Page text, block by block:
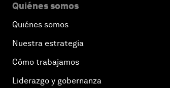
Quiénes somos
Quiénes somos
Nuestra estrategia
Cómo trabajamos
Liderazgo y gobernanza